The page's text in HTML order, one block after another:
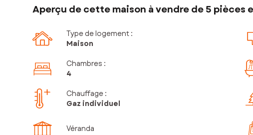
Aperçu de cette maison à vendre de 5 pièces
Type de logement :
Maison
Chambres :
4
Chauffage :
Gaz individuel
Véranda